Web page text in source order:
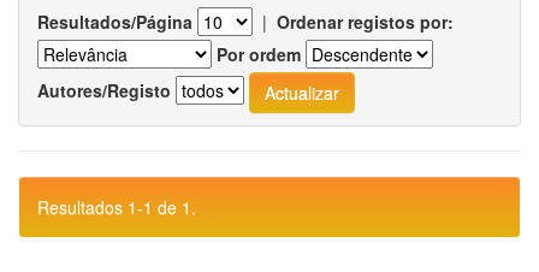
Resultados/Página | Ordenar registos por:
Por ordem
Autores/Registo
Resultados 1-1 de 1.